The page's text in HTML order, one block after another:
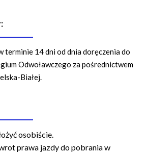
terminie 14 dni od dnia doręczenia do
Odwoławczego za pośrednictwem
Białej.
osobiście.
prawa jazdy do pobrania w